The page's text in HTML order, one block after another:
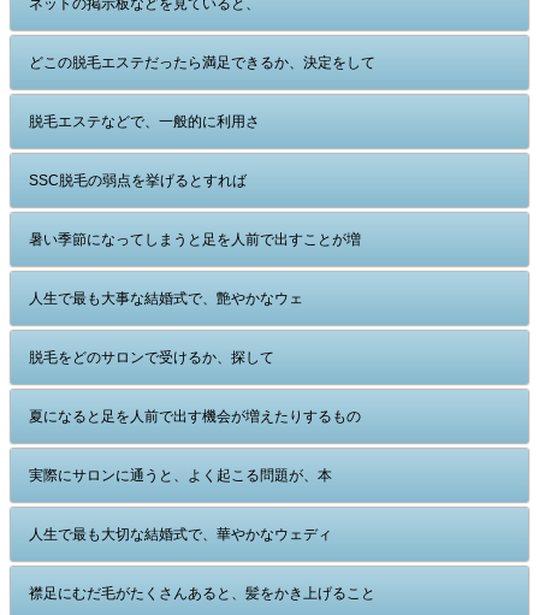
ネットの掲示板などを見ていると、
どこの脱毛エステだったら満足できるか、決定をして
脱毛エステなどで、一般的に利用さ
SSC脱毛の弱点を挙げるとすれば
暑い季節になってしまうと足を人前で出すことが増
人生で最も大事な結婚式で、艶やかなウェ
脱毛をどのサロンで受けるか、探して
夏になると足を人前で出す機会が増えたりするもの
実際にサロンに通うと、よく起こる問題が、本
人生で最も大切な結婚式で、華やかなウェディ
襟足にむだ毛がたくさんあると、髪をかき上げること